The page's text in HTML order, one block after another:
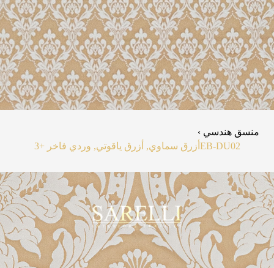
منسق هندسي ›
EB-DU02 أزرق سماوي, أزرق ياقوتي, وردي فاخر+3